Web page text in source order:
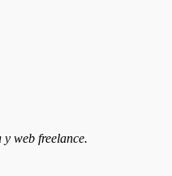
web freelance.